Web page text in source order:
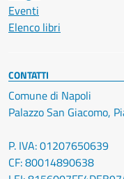
Eventi
Elenco libri
CONTATTI
Comune di Napoli
Palazzo San Giacomo,
P. IVA: 01207650639
CF: 80014890638